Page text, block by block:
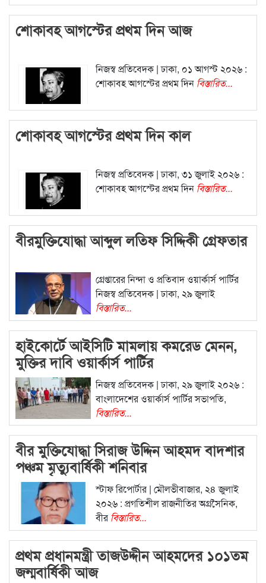
শোকাবহ আগস্টের প্রথম দিন আজ
নিজস্ব প্রতিবেদক | ঢাকা, ০১ আগস্ট ২০২৬ :
শোকাবহ আগস্টের প্রথম দিন বিস্তারিত...
শোকাবহ আগস্টের প্রথম দিন কাল
নিজস্ব প্রতিবেদক | ঢাকা, ৩১ জুলাই ২০২৬ :
শোকাবহ আগস্টের প্রথম দিন বিস্তারিত...
বীরমুক্তিযোদ্ধা আব্দুল লতিফ সিদ্দিকী গ্রেফতার
গ্রেপ্তারের নিন্দা ও প্রতিবাদ ওয়ার্কার্স পার্টির
নিজস্ব প্রতিবেদক | ঢাকা, ২৯ জুলাই
বিস্তারিত...
হাইকোর্টে আইসিটি মামলায় কমরেড মেনন,
মুক্তির দাবি ওয়ার্কার্স পার্টির
নিজস্ব প্রতিবেদক | ঢাকা, ২৯ জুলাই ২০২৬ :
বাংলাদেশের ওয়ার্কার্স পার্টির সভাপতি,
বিস্তারিত...
বীর মুক্তিযোদ্ধা সিরাজ উদ্দিন আহমদ বাদশার
পঞ্চম মৃত্যুবার্ষিকী শনিবার
স্টাফ রিপোর্টার | মৌলভীবাজার, ২৪ জুলাই
২০২৬ : প্রগতিশীল রাজনীতির অগ্রসৈনিক,
বীর বিস্তারিত...
প্রথম প্রধানমন্ত্রী তাজউদ্দীন আহমদের ১০১তম
জন্মবার্ষিকী আজ